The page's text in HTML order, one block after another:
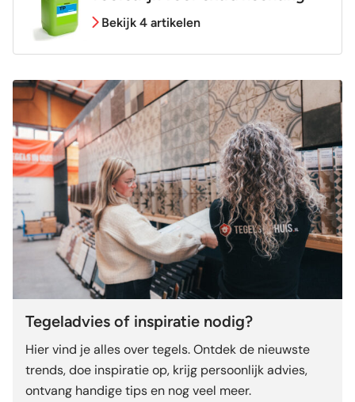
Bekijk 4 artikelen
Tegeladvies of inspiratie nodig?
Hier vind je alles over tegels. Ontdek de nieuwste
trends, doe inspiratie op, krijg persoonlijk advies,
ontvang handige tips en nog veel meer.